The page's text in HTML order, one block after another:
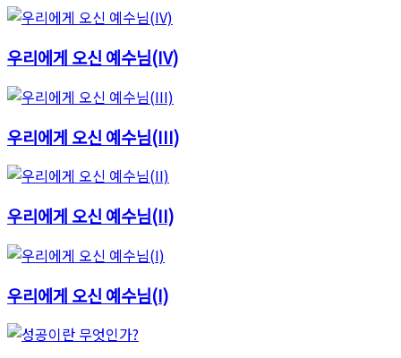
우리에게 오신 예수님(IV)
우리에게 오신 예수님(III)
우리에게 오신 예수님(II)
우리에게 오신 예수님(I)